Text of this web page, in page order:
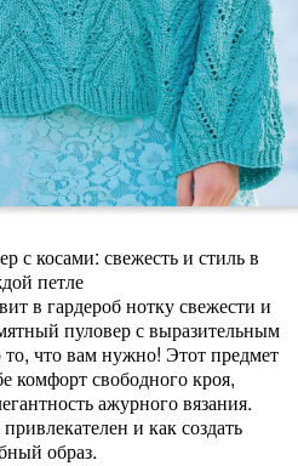
с косами: свежесть и стиль в
петле
в гардероб нотку свежести и
пуловер с выразительным
что вам нужно! Этот предмет
комфорт свободного кроя,
ажурного вязания.
и как создать
образ.